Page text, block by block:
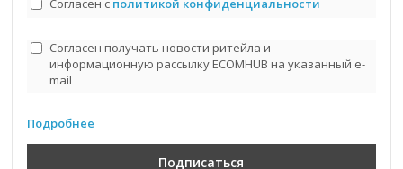
Согласен с политикой конфиденциальности
Согласен получать новости ритейла и
информационную рассылку ECOMHUB на указанный e-
mail
Подробнее